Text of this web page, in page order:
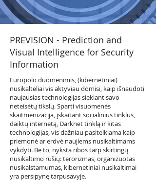
PREVISION - Prediction and
Visual Intelligence for Security
Information
Europolo duomenimis, (kibernetiniai)
nusikaltėliai vis aktyviau domisi, kaip išnaudoti
naujausias technologijas siekiant savo
neteisėtų tikslų. Sparti visuomenės
skaitmenizacija, įskaitant socialinius tinklus,
daiktų internetą, Darknet tinklą ir kitas
technologijas, vis dažniau pasitelkiama kaip
priemonė ar erdvė naujiems nusikaltimams
vykdyti. Be to, nyksta ribos tarp skirtingų
nusikaltimo rūšių: terorizmas, organizuotas
nusikalstamumas, kibernetiniai nusikaltimai
yra persipynę tarpusavyje.